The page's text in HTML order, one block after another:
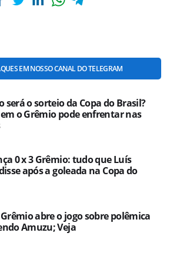
EM NOSSO CANAL DO TELEGRAM
será o sorteio da Copa do Brasil?
o Grêmio pode enfrentar nas
0 x 3 Grêmio: tudo que Luís
após a goleada na Copa do
abre o jogo sobre polêmica
Amuzu; Veja